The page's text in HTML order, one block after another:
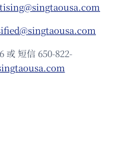
或 短信 650-822-